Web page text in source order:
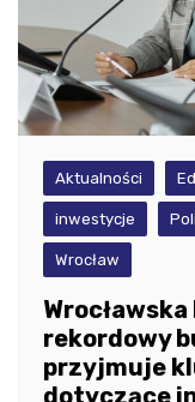
Aktualności
inwestycje
Wrocław
rekordowy
przyjmuje
dotyczące